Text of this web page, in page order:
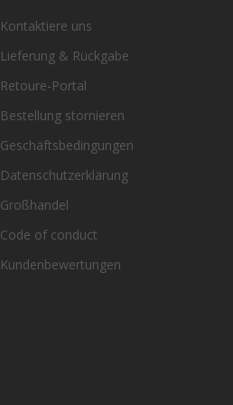
Kontaktiere uns
Lieferung & Rückgabe
Retoure-Portal
Bestellung stornieren
Geschäftsbedingungen
Datenschutzerklärung
Großhandel
Code of conduct
Kundenbewertungen